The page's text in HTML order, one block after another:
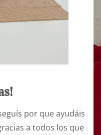
por que ayudáis
a todos los que